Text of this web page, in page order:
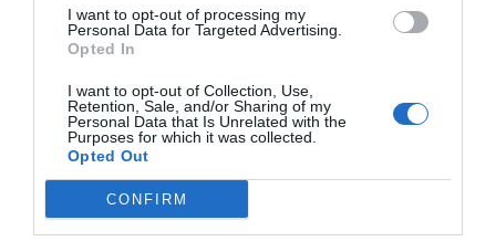
I want to opt-out of processing my
Personal Data for Targeted Advertising.
Opted In
I want to opt-out of Collection, Use,
Retention, Sale, and/or Sharing of my
Personal Data that Is Unrelated with the
Purposes for which it was collected.
Opted Out
CONFIRM
tendència que la resta de supermercats catalans i
entra al rànquing després de tancar un bon any
Guissona (Segarra) va facturar2.680 milions
d’eurosi va tancar amb un resultat net de 88,8
milions, un increment del 9,3%. En particular, els
establiments BonÀrea van registrar vendes de
1.236 milions (+4,6%), amb evolucions destacades